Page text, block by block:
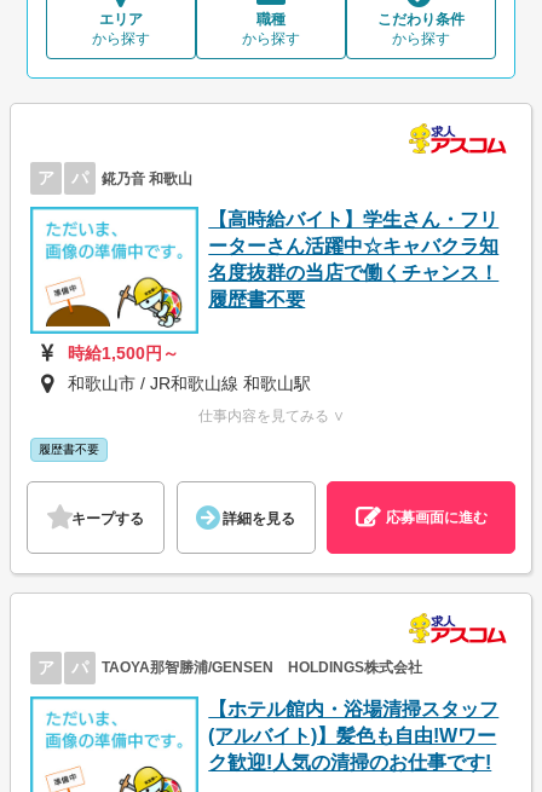
エリア
から探す
職種
から探す
こだわり条件
から探す
ア パ 錵乃音 和歌山
【高時給バイト】学生さん・フリ
ーターさん活躍中☆キャバクラ知
名度抜群の当店で働くチャンス！
履歴書不要
時給1,500円～
和歌山市 / JR和歌山線 和歌山駅
仕事内容を見てみる ∨
履歴書不要
キープする 詳細を見る 応募画面に進む
ア パ TAOYA那智勝浦/GENSEN HOLDINGS株式会社
【ホテル館内・浴場清掃スタッフ
(アルバイト)】髪色も自由!Wワー
ク歓迎!人気の清掃のお仕事です!